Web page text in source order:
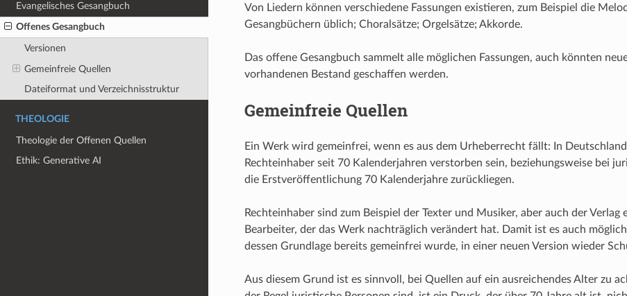
Evangelisches Gesangbuch
Offenes Gesangbuch
Versionen
Gemeinfreie Quellen
Dateiformat und Verzeichnisstruktur
THEOLOGIE
Theologie der Offenen Quellen
Ethik: Generative AI
Von Liedern können verschiedene Fassungen existieren, zum Beispiel die
Gesangbüchern üblich; Choralsätze; Orgelsätze; Akkorde.
Das offene Gesangbuch sammelt alle möglichen Fassungen, auch könnten
vorhandenen Bestand geschaffen werden.
Gemeinfreie Quellen
Ein Werk wird gemeinfrei, wenn es aus dem Urheberrecht fällt: In
Rechteinhaber seit 70 Kalenderjahren verstorben sein, beziehungsweise bei
die Erstveröffentlichung 70 Kalenderjahre zurückliegen.
Rechteinhaber sind zum Beispiel der Texter und Musiker, aber auch der Verlag
Bearbeiter, der das Werk nachträglich verändert hat. Damit ist es auch
dessen Grundlage bereits gemeinfrei wurde, in einer neuen Version wieder
Aus diesem Grund ist es sinnvoll, bei Quellen auf ein ausreichendes Alter zu